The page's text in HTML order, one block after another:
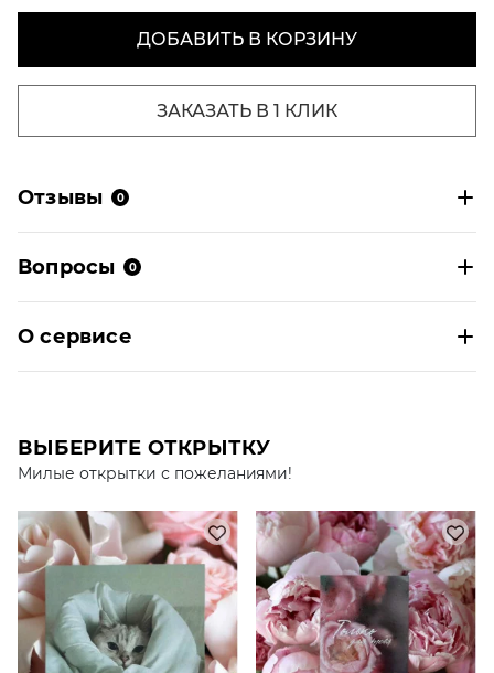
ДОБАВИТЬ В КОРЗИНУ
ЗАКАЗАТЬ В 1 КЛИК
Отзывы 0
Вопросы 0
О сервисе
ВЫБЕРИТЕ ОТКРЫТКУ
Милые открытки с пожеланиями!